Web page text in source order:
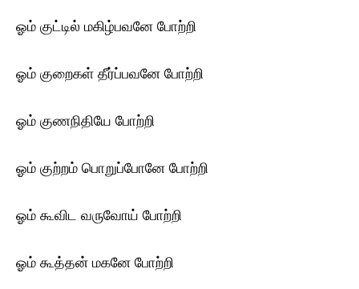
ஓம் குட்டில் மகிழ்பவனே போற்றி
ஓம் குறைகள் தீர்ப்பவனே போற்றி
ஓம் குணநிதியே போற்றி
ஓம் குற்றம் பொறுப்போனே போற்றி
ஓம் கூவிட வருவோய் போற்றி
ஓம் கூத்தன் மகனே போற்றி